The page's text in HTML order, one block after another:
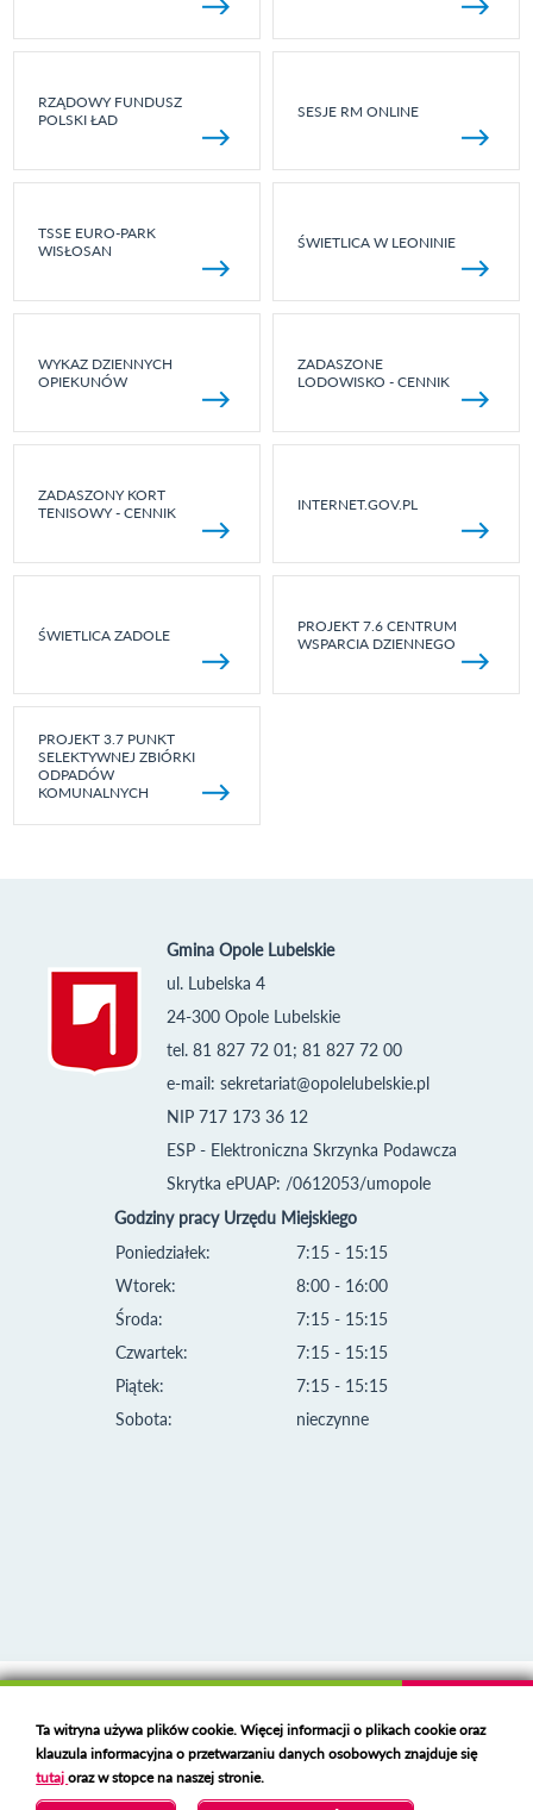
RZĄDOWY FUNDUSZ
POLSKI ŁAD
SESJE RM ONLINE
TSSE EURO-PARK
WISŁOSAN
ŚWIETLICA W LEONINIE
WYKAZ DZIENNYCH
OPIEKUNÓW
ZADASZONE
LODOWISKO - CENNIK
ZADASZONY KORT
TENISOWY - CENNIK
INTERNET.GOV.PL
ŚWIETLICA ZADOLE
PROJEKT 7.6 CENTRUM
WSPARCIA DZIENNEGO
PROJEKT 3.7 PUNKT
SELEKTYWNEJ ZBIÓRKI
ODPADÓW
KOMUNALNYCH
Gmina Opole Lubelskie
ul. Lubelska 4
24-300 Opole Lubelskie
tel. 81 827 72 01; 81 827 72 00
e-mail: sekretariat@opolelubelskie.pl
NIP 717 173 36 12
ESP - Elektroniczna Skrzynka Podawcza
Skrytka ePUAP: /0612053/umopole
Godziny pracy Urzędu Miejskiego
Poniedziałek:
Wtorek:
Środa:
Czwartek:
Piątek:
Sobota:
7:15 - 15:15
8:00 - 16:00
7:15 - 15:15
7:15 - 15:15
7:15 - 15:15
nieczynne
Deklaracja dostępności
Polski serwer RBL
https://polspam.pl/
Copyright 2023 Urząd Miejski w Opolu Lubelskim
Ta witryna używa plików cookie. Więcej informacji o plikach cookie oraz
klauzula informacyjna o przetwarzaniu danych osobowych znajduje się
tutajoraz w stopce na naszej stronie.